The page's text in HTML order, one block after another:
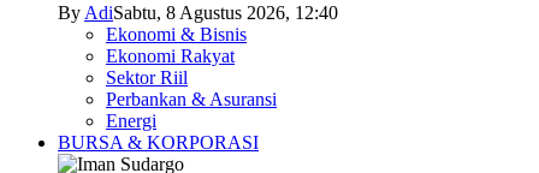
By AdiSabtu, 8 Agustus 2026, 12:40
Ekonomi & Bisnis
Ekonomi Rakyat
Sektor Riil
Perbankan & Asuransi
Energi
BURSA & KORPORASI